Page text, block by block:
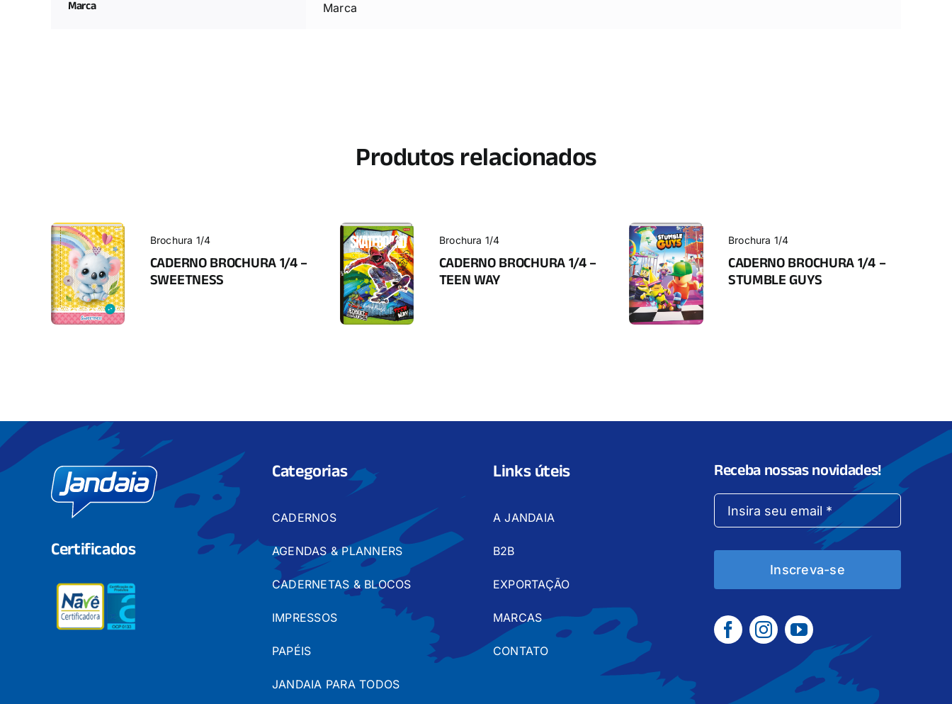
Marca Marca
Produtos relacionados
Brochura 1/4
CADERNO BROCHURA 1/4 –
SWEETNESS
Brochura 1/4
CADERNO BROCHURA 1/4 –
TEEN WAY
Brochura 1/4
CADERNO BROCHURA 1/4 –
STUMBLE GUYS
Certificados
Categorias
CADERNOS
AGENDAS & PLANNERS
CADERNETAS & BLOCOS
IMPRESSOS
PAPÉIS
JANDAIA PARA TODOS
Links úteis
A JANDAIA
B2B
EXPORTAÇÃO
MARCAS
CONTATO
Receba nossas novidades!
Inscreva-se